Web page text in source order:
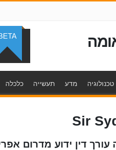
טכנולוגיה מדע תעשייה כלכלה
Sir
עורך דין ידוע מדרום